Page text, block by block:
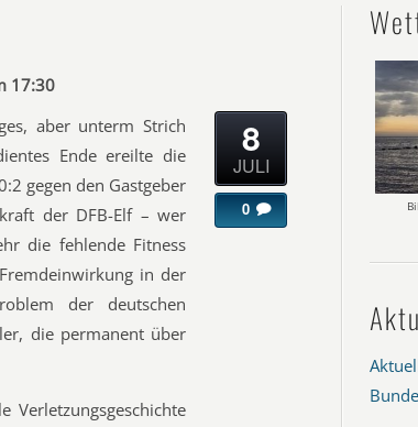
17:30
aber unterm Strich
Ende ereilte die
gegen den Gastgeber
der DFB-Elf – wer
die fehlende Fitness
in der
der deutschen
die permanent über
Verletzungsgeschichte
8
JULI
0